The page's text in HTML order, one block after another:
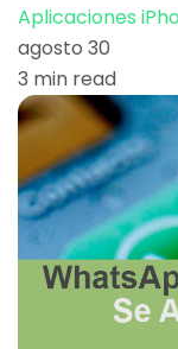
Aplicaciones
agosto 30
3 min read